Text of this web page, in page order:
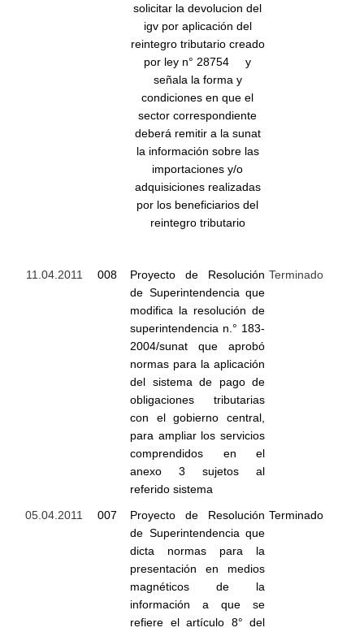
solicitar la devolucion del
igv por aplicación del
reintegro tributario creado
por ley n° 28754 y
señala la forma y
condiciones en que el
sector correspondiente
deberá remitir a la sunat
la información sobre las
importaciones y/o
adquisiciones realizadas
por los beneficiarios del
reintegro tributario
11.04.2011 008
Proyecto de Resolución
de Superintendencia que
modifica la resolución de
superintendencia n.° 183-
2004/sunat que aprobó
normas para la aplicación
del sistema de pago de
obligaciones tributarias
con el gobierno central,
para ampliar los servicios
comprendidos en el
anexo 3 sujetos al
referido sistema
Terminado
05.04.2011 007
Proyecto de Resolución
de Superintendencia que
dicta normas para la
presentación en medios
magnéticos de la
información a que se
refiere el artículo 8° del
Terminado